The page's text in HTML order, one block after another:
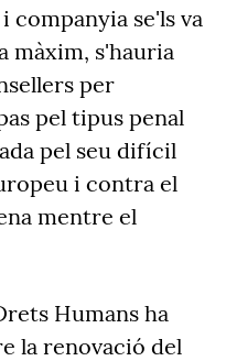
companyia se'ls va
màxim, s'hauria
per
pel tipus penal
pel seu difícil
i contra el
mentre el
Humans ha
la renovació del